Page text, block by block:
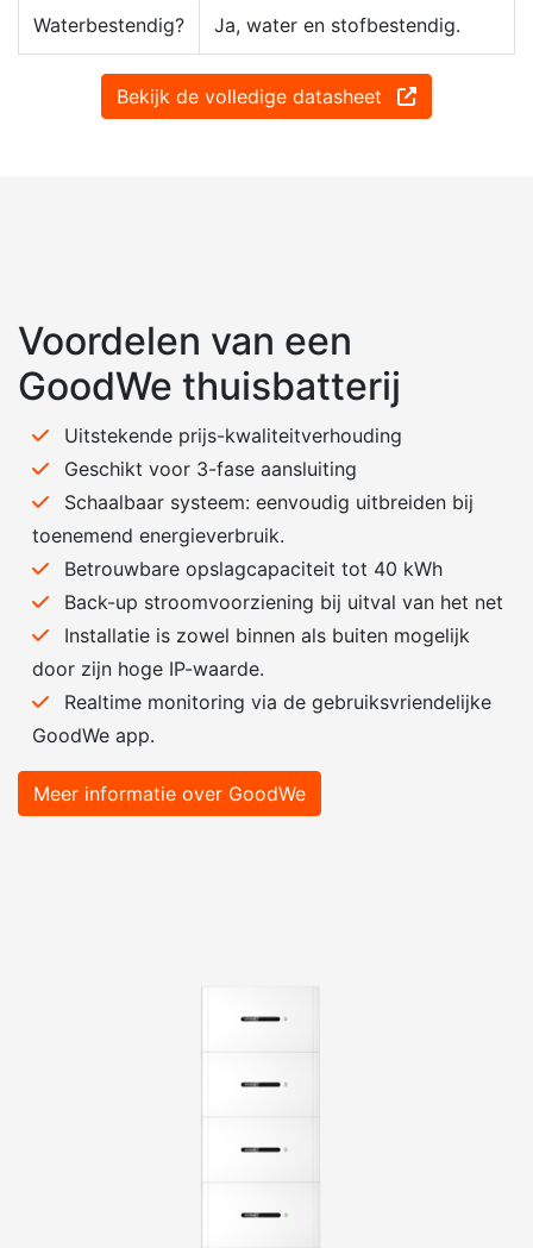
Waterbestendig? Ja, water en stofbestendig.
Bekijk de volledige datasheet
Voordelen van een
GoodWe thuisbatterij
Uitstekende prijs-kwaliteitverhouding
Geschikt voor 3-fase aansluiting
Schaalbaar systeem: eenvoudig uitbreiden bij
toenemend energieverbruik.
Betrouwbare opslagcapaciteit tot 40 kWh
Back-up stroomvoorziening bij uitval van het net
Installatie is zowel binnen als buiten mogelijk
door zijn hoge IP-waarde.
Realtime monitoring via de gebruiksvriendelijke
GoodWe app.
Meer informatie over GoodWe